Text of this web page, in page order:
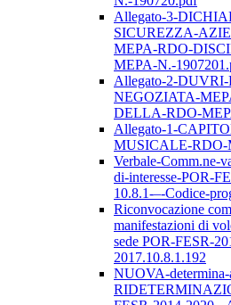
Allegato-3-
SICUREZZA-
MEPA-RDO-
MEPA-N.-
Allegato-2-
NEGOZIATA-
DELLA-RDO-
Allegato-1-
MUSICALE-RDO-
Verbale-Comm.ne-
di-interesse-POR-
10.8.1-–-Codice-
Riconvocazione
manifestazioni di
sede POR-FESR-
2017.10.8.1.192
NUOVA-determina-